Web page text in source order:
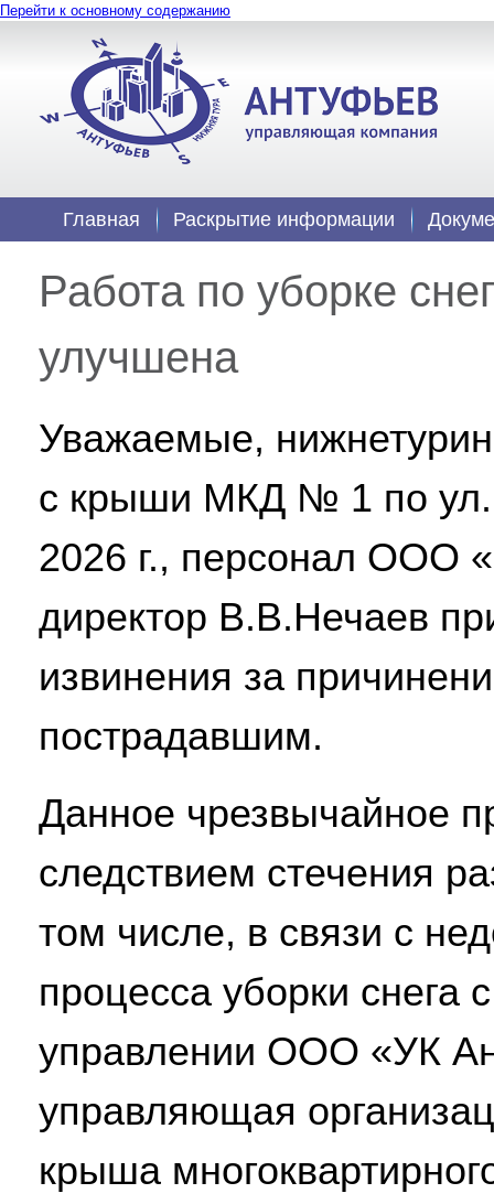
Перейти к основному содержанию
Главная Раскрытие информации
Работа по уборке
улучшена
Уважаемые,
с крыши МКД № 1 по ул.
2026 г., персонал ООО
директор В.В.Нечаев
извинения за
пострадавшим.
Данное чрезвычайное
следствием стечения
том числе, в связи с
процесса уборки
управлении ООО «УК
управляющая
крыша